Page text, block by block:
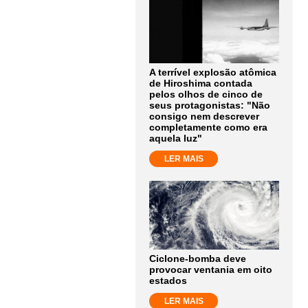
A terrível explosão atômica
de Hiroshima contada
pelos olhos de cinco de
seus protagonistas: "Não
consigo nem descrever
completamente como era
aquela luz"
LER MAIS
Ciclone-bomba deve
provocar ventania em oito
estados
LER MAIS